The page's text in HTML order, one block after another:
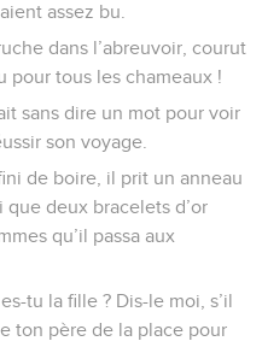
assez bu.
dans l’abreuvoir, courut
pour tous les chameaux !
sans dire un mot pour voir
son voyage.
de boire, il prit un anneau
que deux bracelets d’or
qu’il passa aux
tu la fille ? Dis-le moi, s’il
ton père de la place pour